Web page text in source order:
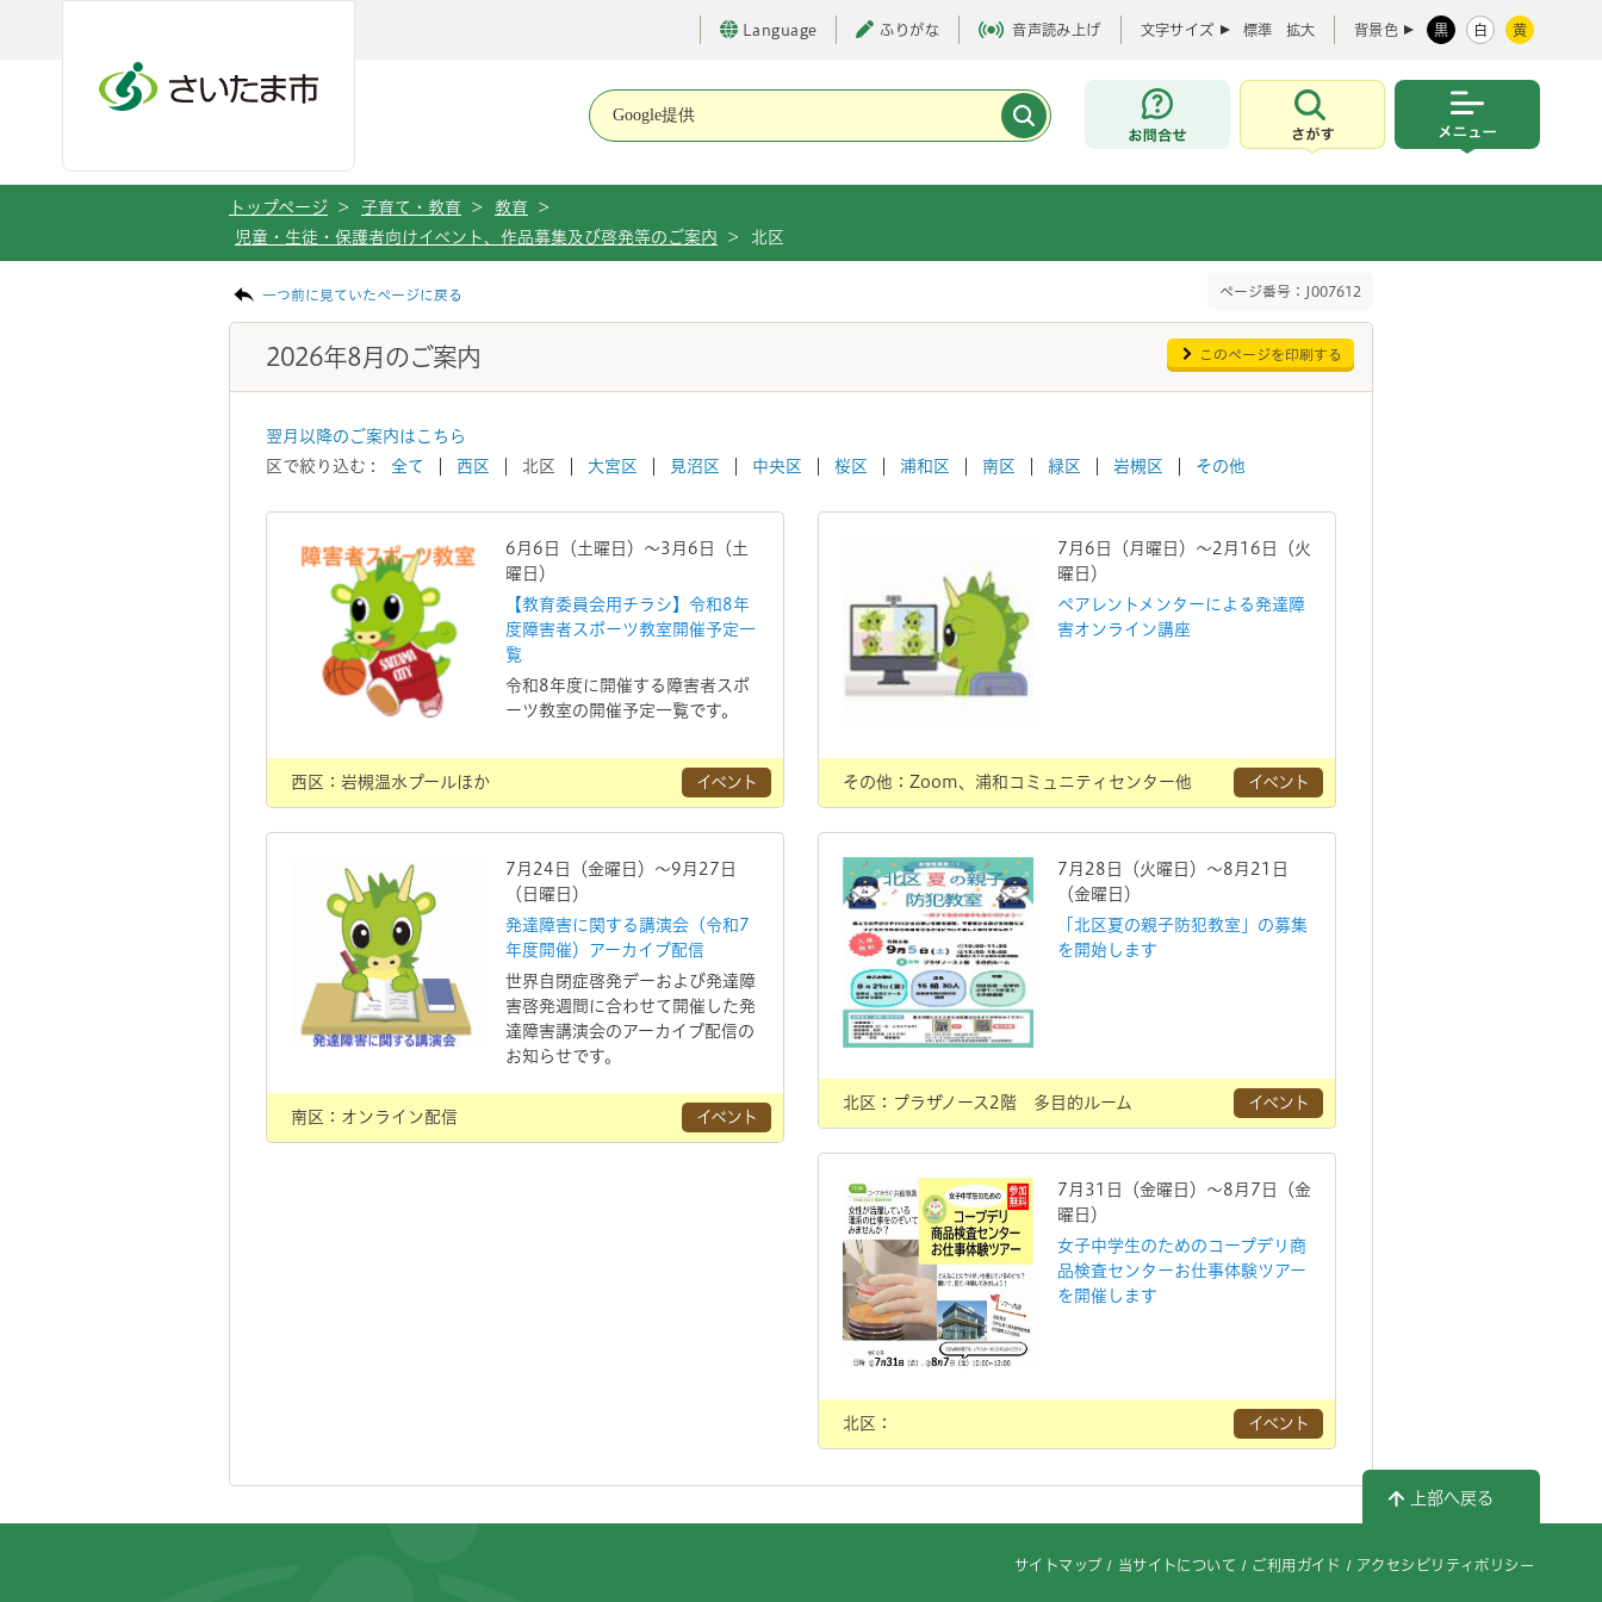
Language ふりがな 音声読み上げ 文字サイズ 標準 拡大 背景色 黒 白 黄
お問合せ
さがす
トップページ > 子育て・教育 > 教育
>
児童・生徒・保護者向けイベント、作品募集及び啓発等のご案内
> 北区
一つ前に見ていたページに戻る ページ番号：J007612
2026年8月のご案内 このページを印刷する
翌月以降のご案内はこちら
区で絞り込む :
全て 西区 北区 大宮区 見沼区 中央区 桜区 浦和区 南区 緑区 岩槻区 その他
6月6日（土曜日）～3月6日（土
曜日）
【教育委員会用チラシ】令和8年
度障害者スポーツ教室開催予定一
覧
令和8年度に開催する障害者スポ
ーツ教室の開催予定一覧です。
西区：岩槻温水プールほか イベント
7月6日（月曜日）～2月16日（火
曜日）
ペアレントメンターによる発達障
害オンライン講座
その他：Zoom、浦和コミュニティセンター他 イベント
7月24日（金曜日）～9月27日
（日曜日）
発達障害に関する講演会（令和7
年度開催）アーカイブ配信
世界自閉症啓発デーおよび発達障
害啓発週間に合わせて開催した発
達障害講演会のアーカイブ配信の
お知らせです。
南区：オンライン配信 イベント
7月28日（火曜日）～8月21日
（金曜日）
「北区夏の親子防犯教室」の募集
を開始します
北区：プラザノース2階 多目的ルーム イベント
7月31日（金曜日）～8月7日（金
曜日）
女子中学生のためのコープデリ商
品検査センターお仕事体験ツアー
を開催します
北区： イベント
上部へ戻る
サイトマップ 当サイトについて ご利用ガイド アクセシビリティポリシー